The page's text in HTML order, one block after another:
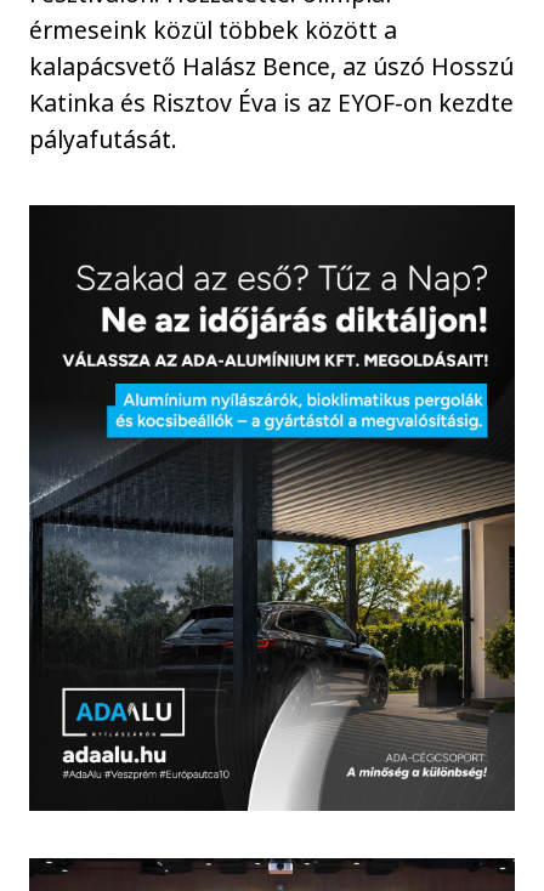
érmeseink közül többek között a
kalapácsvető Halász Bence, az úszó Hosszú
Katinka és Risztov Éva is az EYOF-on kezdte
pályafutását.